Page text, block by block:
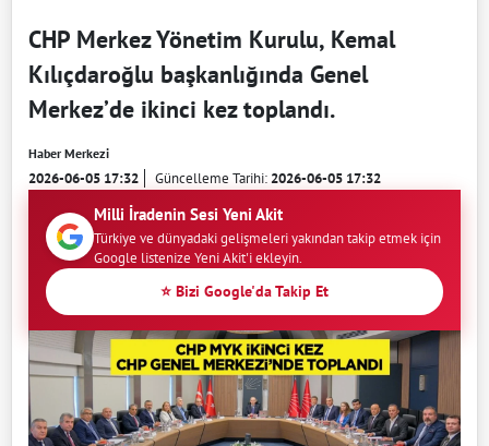
CHP Merkez Yönetim Kurulu, Kemal
Kılıçdaroğlu başkanlığında Genel
Merkez’de ikinci kez toplandı.
Haber Merkezi
2026-06-05 17:32 Güncelleme Tarihi:2026-06-05 17:32
Milli İradenin Sesi Yeni Akit
Türkiye ve dünyadaki gelişmeleri yakından takip etmek için
Google listenize Yeni Akit'i ekleyin.
⭐ Bizi Google'da Takip Et